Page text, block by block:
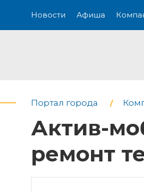
Новости Афиша
Портал города
Актив-
ремонт